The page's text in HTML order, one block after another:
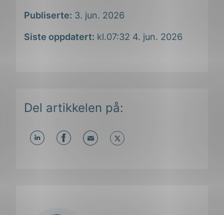
Publiserte: 3. jun. 2026
Siste oppdatert: kl.07:32 4. jun. 2026
Del artikkelen på: